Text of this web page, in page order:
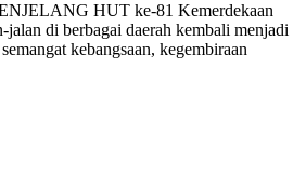
HUT ke-81 Kemerdekaan
di berbagai daerah kembali menjadi
kebangsaan, kegembiraan